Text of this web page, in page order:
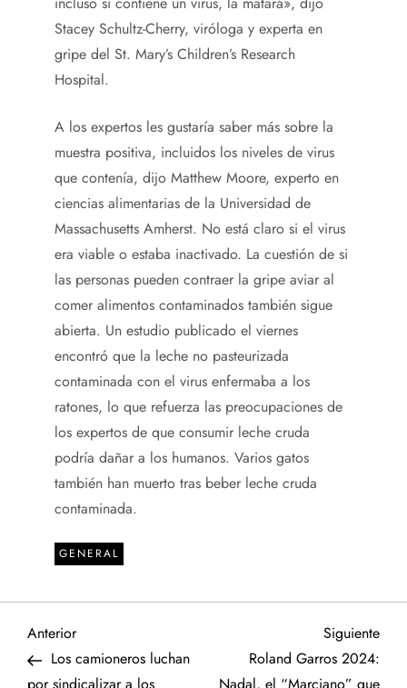
Stacey Schultz-Cherry, viróloga y experta en
gripe del St. Mary’s Children’s Research
Hospital.
A los expertos les gustaría saber más sobre la
muestra positiva, incluidos los niveles de virus
que contenía, dijo Matthew Moore, experto en
ciencias alimentarias de la Universidad de
Massachusetts Amherst. No está claro si el virus
era viable o estaba inactivado. La cuestión de si
las personas pueden contraer la gripe aviar al
comer alimentos contaminados también sigue
abierta. Un estudio publicado el viernes
encontró que la leche no pasteurizada
contaminada con el virus enfermaba a los
ratones, lo que refuerza las preocupaciones de
los expertos de que consumir leche cruda
podría dañar a los humanos. Varios gatos
también han muerto tras beber leche cruda
contaminada.
GENERAL
N
Entrada
anterior
Anterior
Los camioneros luchan
Siguiente
Roland Garros 2024: